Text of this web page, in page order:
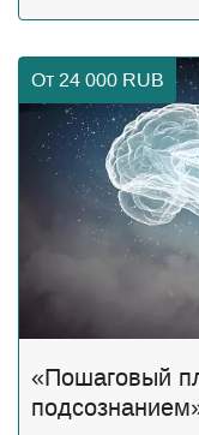
От 24 000 RUB
«Пошаговый